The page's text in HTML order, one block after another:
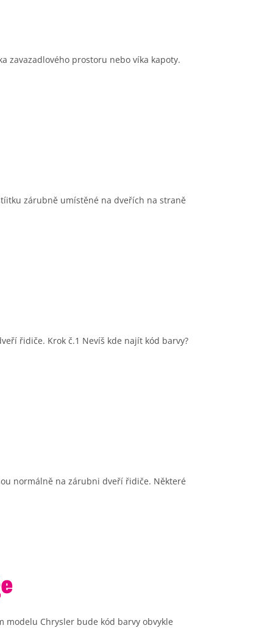
zavazadlového prostoru nebo víka kapoty.
zárubně umístěné na dveřích na straně
řidiče. Krok č.1 Nevíš kde najít kód barvy?
normálně na zárubni dveří řidiče. Některé
modelu Chrysler bude kód barvy obvykle